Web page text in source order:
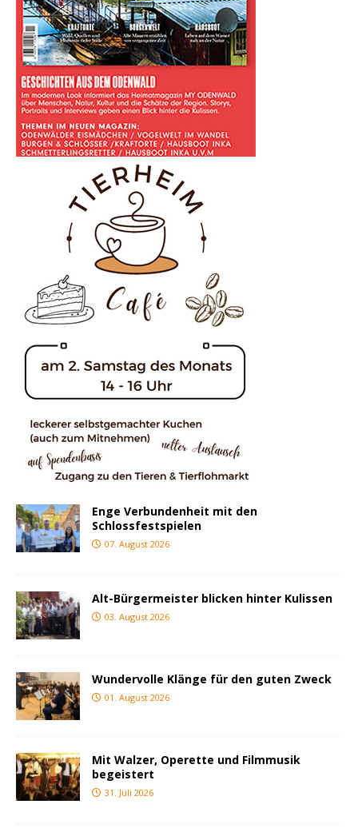
Enge Verbundenheit mit den
Schlossfestspielen
07. August 2026
Alt-Bürgermeister blicken hinter Kulissen
03. August 2026
Wundervolle Klänge für den guten Zweck
01. August 2026
Mit Walzer, Operette und Filmmusik
begeistert
31. Juli 2026